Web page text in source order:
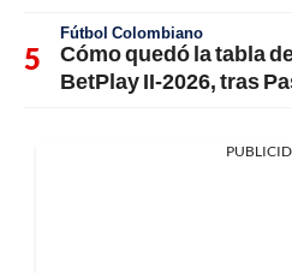
Fútbol Colombiano
Cómo quedó la tabla
BetPlay II-2026, tras